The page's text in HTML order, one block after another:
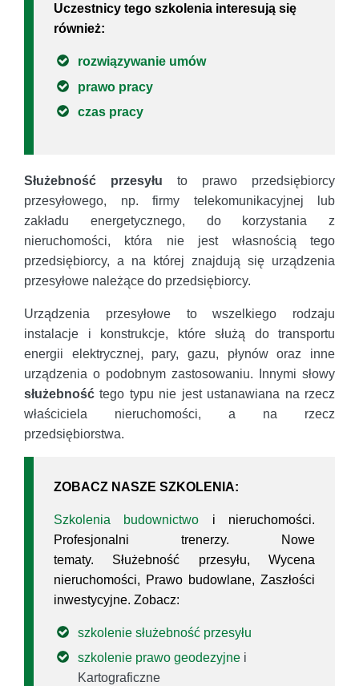
Uczestnicy tego szkolenia interesują się
również:
rozwiązywanie umów
prawo pracy
czas pracy
Służebność przesyłu to prawo przedsiębiorcy
przesyłowego, np. firmy telekomunikacyjnej lub
zakładu energetycznego, do korzystania z
nieruchomości, która nie jest własnością tego
przedsiębiorcy, a na której znajdują się urządzenia
przesyłowe należące do przedsiębiorcy.
Urządzenia przesyłowe to wszelkiego rodzaju
instalacje i konstrukcje, które służą do transportu
energii elektrycznej, pary, gazu, płynów oraz inne
urządzenia o podobnym zastosowaniu. Innymi słowy
służebnośćtego typu nie jest ustanawiana na rzecz
właściciela nieruchomości, a na rzecz
przedsiębiorstwa.
ZOBACZ NASZE SZKOLENIA:
Szkolenia budownictwo i nieruchomości.
Profesjonalni trenerzy. Nowe
tematy. Służebność przesyłu, Wycena
nieruchomości, Prawo budowlane, Zaszłości
inwestycyjne. Zobacz:
szkolenie służebność przesyłu
szkolenie prawo geodezyjne i
Kartograficzne